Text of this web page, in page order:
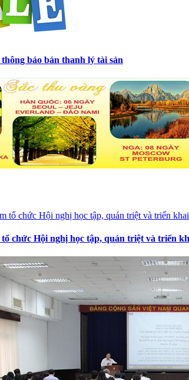
báo bán thanh lý tài sản
tổ chức Hội nghị học tập, quán triệt và triển